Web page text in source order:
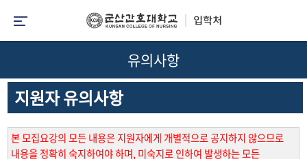
유의사항
지원자 유의사항
본 모집요강의 모든 내용은 지원자에게 개별적으로 공지하지 않으므로
내용을 정확히 숙지하여야 하며, 미숙지로 인하여 발생하는 모든